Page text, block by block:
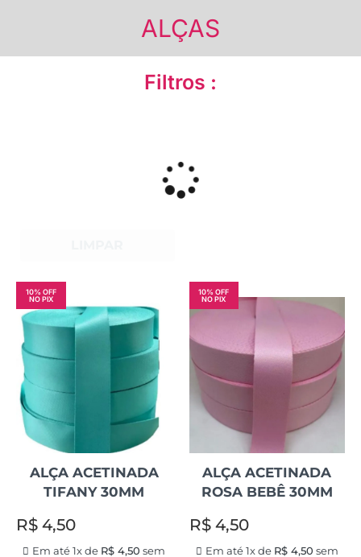
ALÇAS
Filtros :
10% OFF
NO PIX
ALÇA ACETINADA
TIFANY 30MM
R$ 4,50
Em até 1x de R$ 4,50 sem
10% OFF
NO PIX
ALÇA ACETINADA
ROSA BEBÊ 30MM
R$4,50
Em até 1x de R$4,50 sem